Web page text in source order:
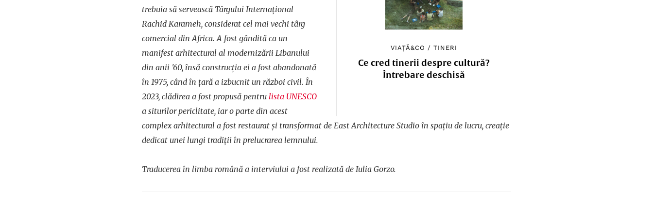
VIAȚĂ&CO /TINERI
Ce cred tinerii despre cultură?
Întrebare deschisă
trebuia să servească Târgului Internațional
Rachid Karameh, considerat cel mai vechi târg
comercial din Africa. A fost gândită ca un
manifest arhitectural al modernizării Libanului
din anii '60, însă construcția ei a fost abandonată
în 1975, când în țară a izbucnit un război civil. În
2023, clădirea a fost propusă pentru lista UNESCO
a siturilor periclitate, iar o parte din acest
complex arhitectural a fost restaurat și transformat de East Architecture Studio în spațiu de lucru, creație
dedicat unei lungi tradiții în prelucrarea lemnului.
Traducerea în limba română a interviului a fost realizată de Iulia Gorzo.